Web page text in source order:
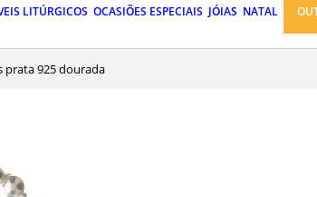
LITÚRGICOS OCASIÕES ESPECIAIS JÓIAS NATAL
prata 925 dourada